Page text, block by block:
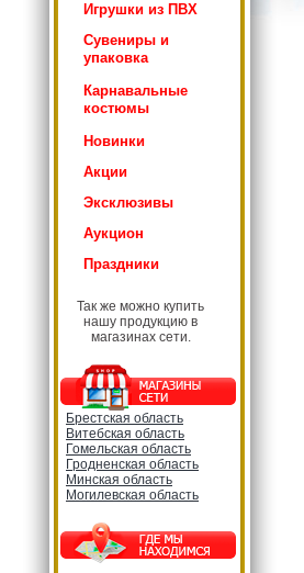
Игрушки из ПВХ
Сувениры и
упаковка
Карнавальные
костюмы
Новинки
Акции
Эксклюзивы
Аукцион
Праздники
Так же можно купить
нашу продукцию в
магазинах сети.
Брестская область
Витебская область
Гомельская область
Гродненская область
Минская область
Могилевская область